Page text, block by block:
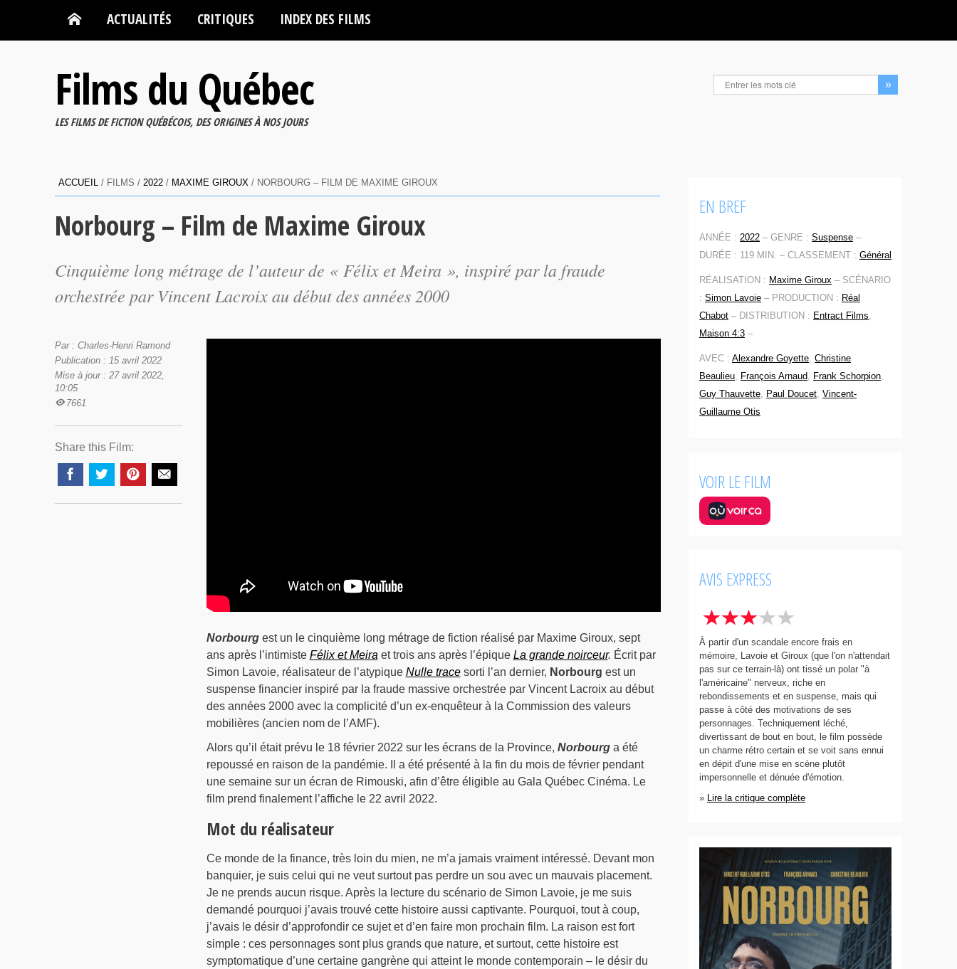
ACTUALITÉS CRITIQUES INDEX DES FILMS
Films du Québec
LES FILMS DE FICTION QUÉBÉCOIS, DES ORIGINES À NOS JOURS
ACCUEIL / FILMS / 2022 / MAXIME GIROUX / NORBOURG – FILM DE MAXIME GIROUX
Norbourg – Film de Maxime Giroux
Cinquième long métrage de l’auteur de « Félix et Meira », inspiré par la fraude
orchestrée par Vincent Lacroix au début des années 2000
Par : Charles-Henri Ramond
Publication : 15 avril 2022
Mise à jour : 27 avril 2022,
10:05
7661
Share this Film:
Norbourgest un le cinquième long métrage de fiction réalisé par Maxime Giroux, sept
ans après l’intimiste Félix et Meira et trois ans après l’épique La grande noirceur. Écrit par
Simon Lavoie, réalisateur de l’atypique Nulle trace sorti l’an dernier, Norbourg est un
suspense financier inspiré par la fraude massive orchestrée par Vincent Lacroix au début
des années 2000 avec la complicité d’un ex-enquêteur à la Commission des valeurs
mobilières (ancien nom de l’AMF).
Alors qu’il était prévu le 18 février 2022 sur les écrans de la Province, Norbourga été
repoussé en raison de la pandémie. Il a été présenté à la fin du mois de février pendant
une semaine sur un écran de Rimouski, afin d’être éligible au Gala Québec Cinéma. Le
film prend finalement l’affiche le 22 avril 2022.
Mot du réalisateur
Ce monde de la finance, très loin du mien, ne m’a jamais vraiment intéressé. Devant mon
banquier, je suis celui qui ne veut surtout pas perdre un sou avec un mauvais placement.
Je ne prends aucun risque. Après la lecture du scénario de Simon Lavoie, je me suis
demandé pourquoi j’avais trouvé cette histoire aussi captivante. Pourquoi, tout à coup,
j’avais le désir d’approfondir ce sujet et d’en faire mon prochain film. La raison est fort
simple : ces personnages sont plus grands que nature, et surtout, cette histoire est
symptomatique d’une certaine gangrène qui atteint le monde contemporain – le désir du
EN BREF
ANNÉE : 2022 – GENRE : Suspense –
DURÉE : 119 MIN. – CLASSEMENT : Général
RÉALISATION : Maxime Giroux – SCÉNARIO
: Simon Lavoie – PRODUCTION : Réal
Chabot – DISTRIBUTION : Entract Films,
Maison 4:3 –
AVEC : Alexandre Goyette, Christine
Beaulieu, François Arnaud, Frank Schorpion,
Guy Thauvette, Paul Doucet, Vincent-
Guillaume Otis
VOIR LE FILM
AVIS EXPRESS
À partir d'un scandale encore frais en
mémoire, Lavoie et Giroux (que l'on n'attendait
pas sur ce terrain-là) ont tissé un polar "à
l'américaine" nerveux, riche en
rebondissements et en suspense, mais qui
passe à côté des motivations de ses
personnages. Techniquement léché,
divertissant de bout en bout, le film possède
un charme rétro certain et se voit sans ennui
en dépit d'une mise en scène plutôt
impersonnelle et dénuée d'émotion.
» Lire la critique complète